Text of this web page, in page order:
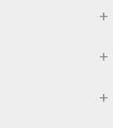
+
+
+